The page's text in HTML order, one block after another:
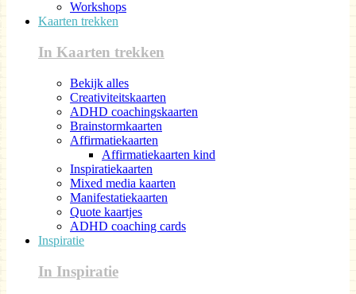
Workshops
Kaarten trekken
In Kaarten trekken
Bekijk alles
Creativiteitskaarten
ADHD coachingskaarten
Brainstormkaarten
Affirmatiekaarten
Affirmatiekaarten kind
Inspiratiekaarten
Mixed media kaarten
Manifestatiekaarten
Quote kaartjes
ADHD coaching cards
Inspiratie
In Inspiratie